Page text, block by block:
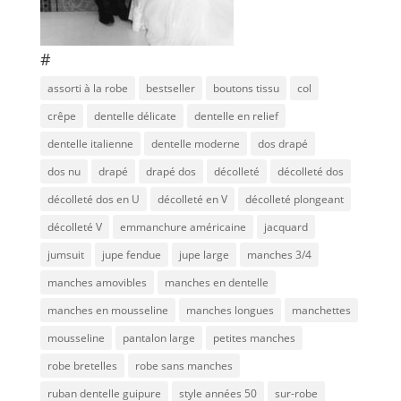
#
assorti à la robe bestseller boutons tissu
col
crêpe
dentelle délicate
dentelle en relief
dentelle italienne
dentelle moderne
dos drapé
dos nu
drapé drapé dos décolleté
décolleté dos
décolleté dos en U
décolleté en V
décolleté plongeant
décolleté V
emmanchure américaine
jacquard
jumsuit
jupe fendue jupe large
manches 3/4
manches amovibles
manches en dentelle
manches en mousseline
manches longues
manchettes
mousseline
pantalon large
petites manches
robe bretelles
robe sans manches
ruban dentelle guipure
style années 50 sur-robe